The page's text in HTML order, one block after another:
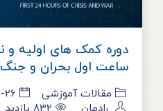
ساعت اول بحران و جنگ
مقالات آموزشی
26-اسفند-1404